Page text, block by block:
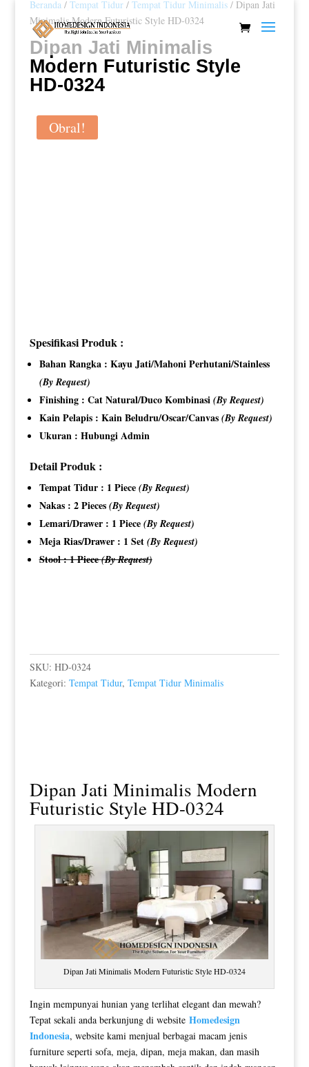
Beranda/ Tempat Tidur/ Tempat Tidur Minimalis/ Dipan Jati
Minimalis Modern Futuristic Style HD-0324
Dipan Jati Minimalis
Modern Futuristic Style
HD-0324
Obral!
Spesifikasi Produk :
Bahan Rangka : Kayu Jati/Mahoni Perhutani/Stainless
(By Request)
Finishing : Cat Natural/Duco Kombinasi (By Request)
Kain Pelapis : Kain Beludru/Oscar/Canvas (By Request)
Ukuran : Hubungi Admin
Detail Produk :
Tempat Tidur : 1 Piece (By Request)
Nakas : 2 Pieces (By Request)
Lemari/Drawer : 1 Piece (By Request)
Meja Rias/Drawer : 1 Set (By Request)
Stool : 1 Piece(By Request)
SKU: HD-0324
Kategori: Tempat Tidur, Tempat Tidur Minimalis
Dipan Jati Minimalis Modern
Futuristic Style HD-0324
Dipan Jati Minimalis Modern Futuristic Style HD-0324
Ingin mempunyai hunian yang terlihat elegant dan mewah?
Tepat sekali anda berkunjung di website Homedesign
Indonesia, website kami menjual berbagai macam jenis
furniture seperti sofa, meja, dipan, meja makan, dan masih